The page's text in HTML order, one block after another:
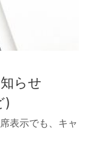
らせ
)
表示でも、キャ